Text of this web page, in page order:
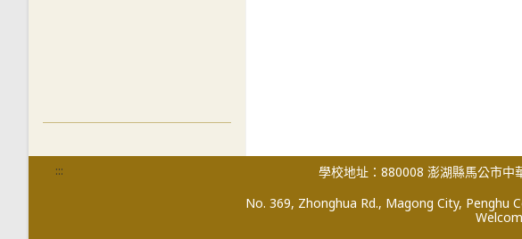
::: 學校地址：880008 澎湖縣馬公市中
No. 369, Zhonghua Rd., Magong City, Penghu